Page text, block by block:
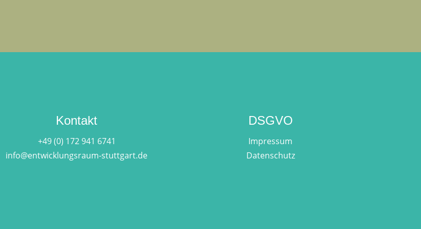
Kontakt
+49 (0) 172 941 6741
info@entwicklungsraum-stuttgart.de
DSGVO
Impressum
Datenschutz